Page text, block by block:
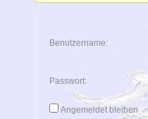
Benutzername:
Passwort:
Angemeldet bleiben